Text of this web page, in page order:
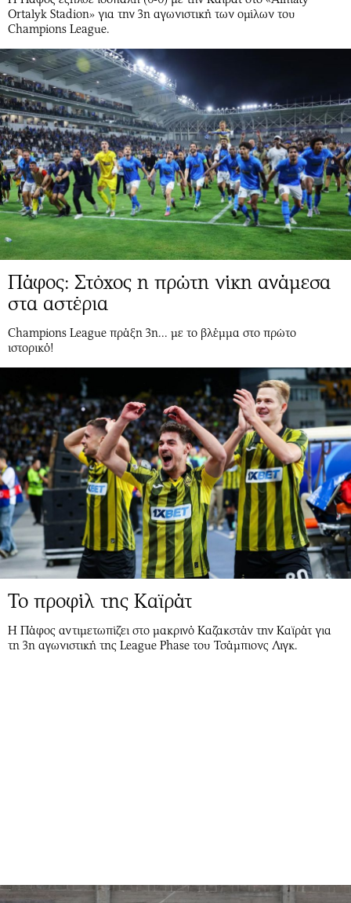
Ortalyk Stadion» για την 3η αγωνιστική των ομίλων του
Champions League.
Πάφος: Στόχος η πρώτη νίκη ανάμεσα
στα αστέρια
Champions League πράξη 3η... με το βλέμμα στο πρώτο
ιστορικό!
Το προφίλ της Καϊράτ
Η Πάφος αντιμετωπίζει στο μακρινό Καζακστάν την Καϊράτ για
τη 3η αγωνιστική της League Phase του Τσάμπιονς Λιγκ.